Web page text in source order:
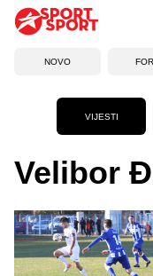
NOVO
VIJESTI
Velibor